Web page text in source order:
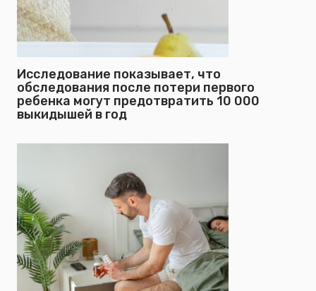
Исследование показывает, что
обследования после потери первого
ребенка могут предотвратить 10 000
выкидышей в год